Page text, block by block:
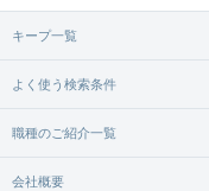
キープ一覧
よく使う検索条件
職種のご紹介一覧
会社概要